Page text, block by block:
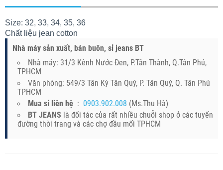
Size: 32, 33, 34, 35, 36
Chất liệu jean cotton
Nhà máy sản xuất, bán buôn, sỉ jeans BT
Nhà máy: 31/3 Kênh Nước Đen, P.Tân Thành, Q.Tân Phú,
TPHCM
Văn phòng: 549/3 Tân Kỳ Tân Quý, P. Tân Quý, Q. Tân Phú
TPHCM
Mua sỉ liên hệ : 0903.902.008 (Ms.Thu Hà)
BT JEANS là đối tác của rất nhiều chuỗi shop ở các tuyến
đường thời trang và các chợ đầu mối TPHCM